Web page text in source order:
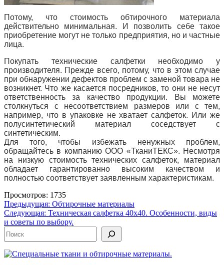
Потому, что стоимость обтирочного материала
действительно минимальная. И позволить себе такое
приобретение могут не только предприятия, но и частные
лица.
Покупать технические салфетки необходимо у
производителя. Прежде всего, потому, что в этом случае
при обнаружении дефектов проблем с заменой товара не
возникнет. Что же касается посредников, то они не несут
ответственность за качество продукции. Вы можете
столкнуться с несоответствием размеров или с тем,
например, что в упаковке не хватает салфеток. Или же
полусинтетический материал соседствует с
синтетическим.
Для того, чтобы избежать ненужных проблем,
обращайтесь в компанию ООО «ТканиТЕКС». Несмотря
на низкую стоимость технических салфеток, материал
обладает гарантированно высоким качеством и
полностью соответствует заявленным характеристикам.
Просмотров: 1735
Навигация
по
записям
Предыдущая: Обтирочные материалы
Следующая: Техническая салфетка 40х40. Особенности, виды
и советы по выбору.
Поиск